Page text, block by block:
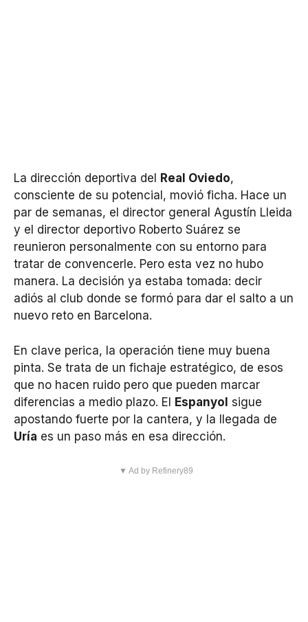
La dirección deportiva del Real Oviedo,
consciente de su potencial, movió ficha. Hace un
par de semanas, el director general Agustín Lleida
y el director deportivo Roberto Suárez se
reunieron personalmente con su entorno para
tratar de convencerle. Pero esta vez no hubo
manera. La decisión ya estaba tomada: decir
adiós al club donde se formó para dar el salto a un
nuevo reto en Barcelona.
En clave perica, la operación tiene muy buena
pinta. Se trata de un fichaje estratégico, de esos
que no hacen ruido pero que pueden marcar
diferencias a medio plazo. El Espanyol sigue
apostando fuerte por la cantera, y la llegada de
Uría es un paso más en esa dirección.
▼ Ad by Refinery89